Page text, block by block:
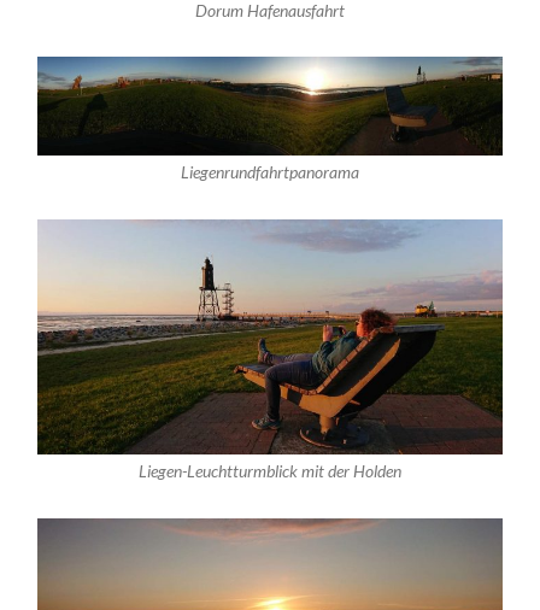
Dorum Hafenausfahrt
Liegenrundfahrtpanorama
Liegen-Leuchtturmblick mit der Holden